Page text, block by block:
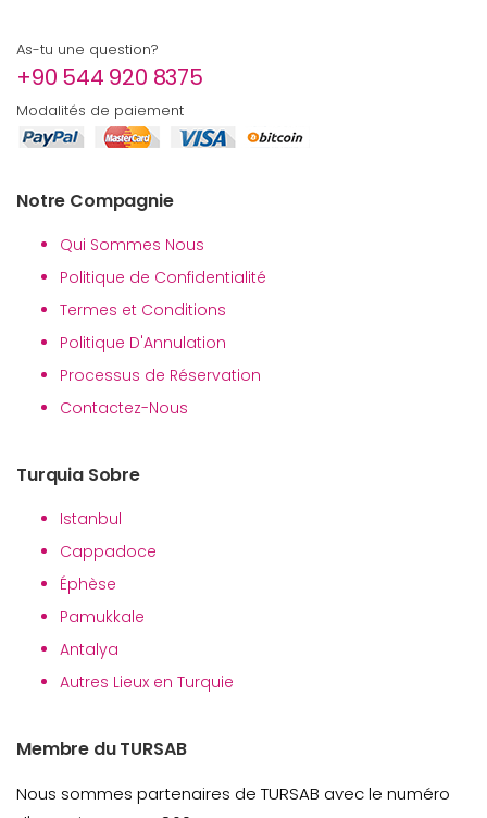
As-tu une question?
+90 544 920 8375
Modalités de paiement
Notre Compagnie
Qui Sommes Nous
Politique de Confidentialité
Termes et Conditions
Politique D'Annulation
Processus de Réservation
Contactez-Nous
Turquia Sobre
Istanbul
Cappadoce
Éphèse
Pamukkale
Antalya
Autres Lieux en Turquie
Membre du TURSAB
Nous sommes partenaires de TURSAB avec le numéro